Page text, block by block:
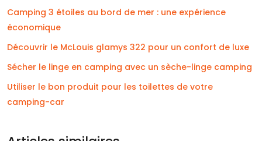
Camping 3 étoiles au bord de mer : une expérience
économique
Découvrir le McLouis glamys 322 pour un confort de luxe
Sécher le linge en camping avec un sèche-linge camping
Utiliser le bon produit pour les toilettes de votre
camping-car